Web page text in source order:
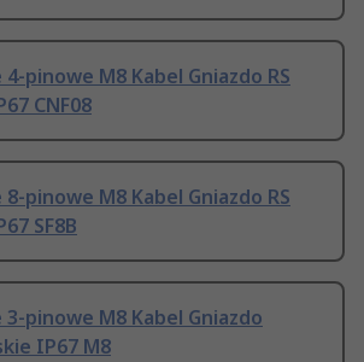
4-pinowe M8 Kabel Gniazdo RS
CNF08
8-pinowe M8 Kabel Gniazdo RS
SF8B
3-pinowe M8 Kabel Gniazdo
IP67 M8